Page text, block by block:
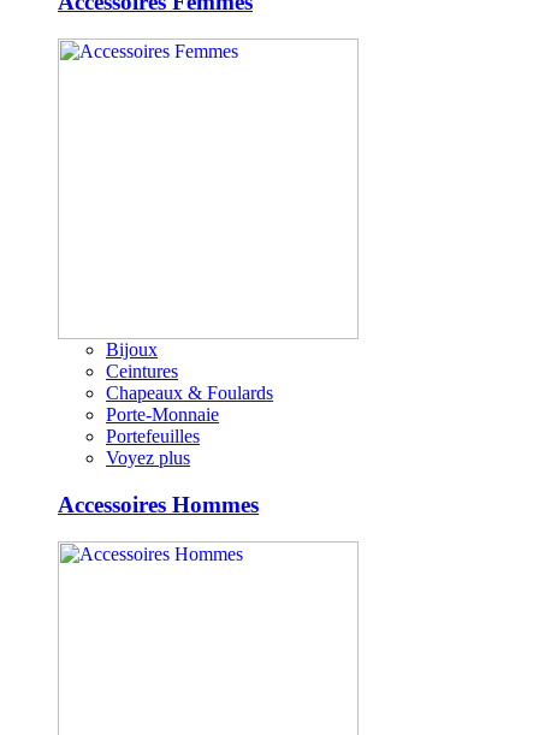
Bijoux
Ceintures
Chapeaux & Foulards
Porte-Monnaie
Portefeuilles
Voyez plus
Accessoires Hommes